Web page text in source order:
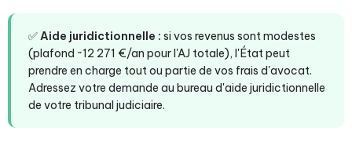
✅Aide juridictionnelle : si vos revenus sont modestes
(plafond ~12 271 €/an pour l'AJ totale), l'État peut
prendre en charge tout ou partie de vos frais d'avocat.
Adressez votre demande au bureau d'aide juridictionnelle
de votre tribunal judiciaire.